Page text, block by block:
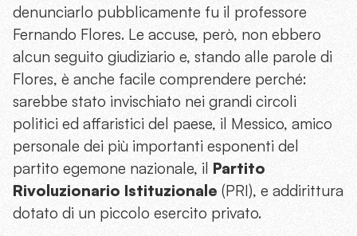
denunciarlo pubblicamente fu il professore
Fernando Flores. Le accuse, però, non ebbero
alcun seguito giudiziario e, stando alle parole di
Flores, è anche facile comprendere perché:
sarebbe stato invischiato nei grandi circoli
politici ed affaristici del paese, il Messico, amico
personale dei più importanti esponenti del
partito egemone nazionale, il Partito
Rivoluzionario Istituzionale (PRI), e addirittura
dotato di un piccolo esercito privato.